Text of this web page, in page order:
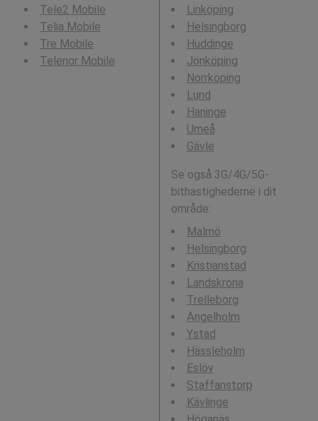
Tele2 Mobile
Telia Mobile
Tre Mobile
Telenor Mobile
Linköping
Helsingborg
Huddinge
Jönköping
Norrköping
Lund
Haninge
Umeå
Gävle
Se også 3G/4G/5G-
bithastighederne i dit
område:
Malmö
Helsingborg
Kristianstad
Landskrona
Trelleborg
Ängelholm
Ystad
Hässleholm
Eslöv
Staffanstorp
Kävlinge